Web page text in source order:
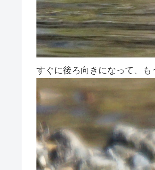
すぐに後ろ向きになって、も